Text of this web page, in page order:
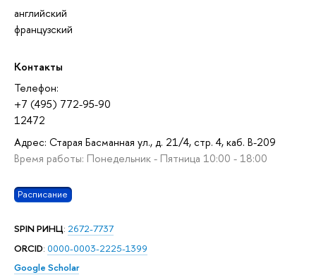
английский
французский
Контакты
Телефон:
+7 (495) 772-95-90
12472
Адрес: Старая Басманная ул., д. 21/4, стр. 4, каб. В-209
Время работы: Понедельник - Пятница 10:00 - 18:00
Расписание
SPIN РИНЦ: 2672-7737
ORCID: 0000-0003-2225-1399
Google Scholar